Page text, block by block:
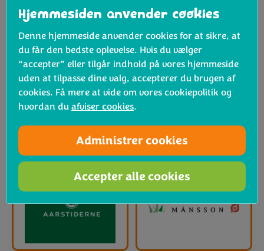
Hjemmesiden anvender cookies
Denne hjemmeside anvender cookies for at sikre, at
du får den bedste oplevelse. Hvis du vælger
“accepter” eller tilgår indhold på vores hjemmeside
uden at tilpasse dine valg, accepterer du brugen af
cookies. Få mere at vide om vores cookiepolitik og
hvordan duafviser cookies.
Administrer cookies
Accepter alle cookies